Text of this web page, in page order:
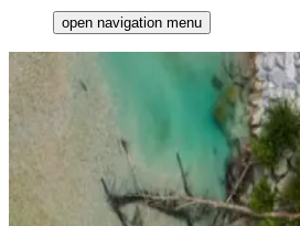
open navigation menu